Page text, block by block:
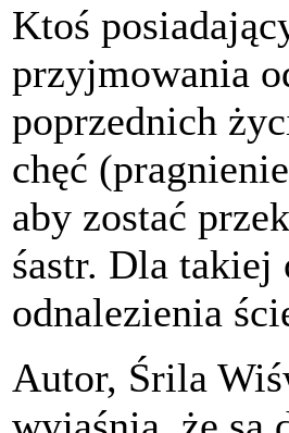
Ktoś
przyjmowania
poprzednich
chęć
aby zostać
śastr. Dla takiej
odnalezienia
Autor, Śrila